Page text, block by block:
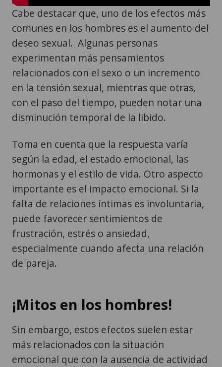
Cabe destacar que, uno de los efectos más
comunes en los hombres es el aumento del
deseo sexual. Algunas personas
experimentan más pensamientos
relacionados con el sexo o un incremento
en la tensión sexual, mientras que otras,
con el paso del tiempo, pueden notar una
disminución temporal de la libido.
Toma en cuenta que la respuesta varía
según la edad, el estado emocional, las
hormonas y el estilo de vida. Otro aspecto
importante es el impacto emocional. Si la
falta de relaciones íntimas es involuntaria,
puede favorecer sentimientos de
frustración, estrés o ansiedad,
especialmente cuando afecta una relación
de pareja.
¡Mitos en los hombres!
Sin embargo, estos efectos suelen estar
más relacionados con la situación
emocional que con la ausencia de actividad